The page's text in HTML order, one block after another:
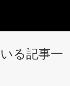
る記事一